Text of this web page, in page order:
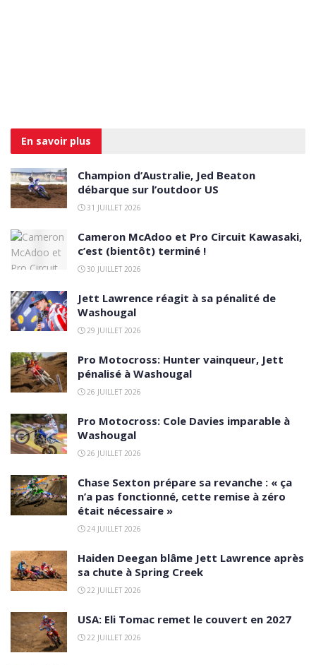
En savoir plus
Champion d’Australie, Jed Beaton
débarque sur l’outdoor US
31 JUILLET 2026
Cameron McAdoo et Pro Circuit Kawasaki,
c’est (bientôt) terminé !
30 JUILLET 2026
Jett Lawrence réagit à sa pénalité de
Washougal
29 JUILLET 2026
Pro Motocross: Hunter vainqueur, Jett
pénalisé à Washougal
26 JUILLET 2026
Pro Motocross: Cole Davies imparable à
Washougal
26 JUILLET 2026
Chase Sexton prépare sa revanche : « ça
n’a pas fonctionné, cette remise à zéro
était nécessaire »
24 JUILLET 2026
Haiden Deegan blâme Jett Lawrence après
sa chute à Spring Creek
22 JUILLET 2026
USA: Eli Tomac remet le couvert en 2027
22 JUILLET 2026